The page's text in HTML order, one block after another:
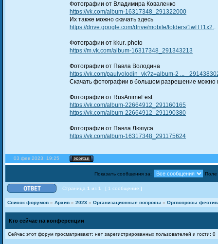
Фотографии от Владимира Коваленко
https://vk.com/album-16317348_291322000
Их также можно скачать здесь
https://drive.google.com/drive/mobile/folders/1wHT1x2..
Фотографии от kkur､photo
https://m.vk.com/album-16317348_291343213
Фотографии от Павла Володина
https://vk.com/paulvolodin_vk?z=album-2 ...
Скачать фотографии в большом разрешение можно
Фотографии от RusAnimeFest
https://vk.com/album-22664912_291160165
https://vk.com/album-22664912_291190380
Фотографии от Павла Люпуса
https://vk.com/album-16317348_291175624
03 фев 2023, 19:25
Показать сообщения за: Поле
Страница 1 из 1 [ 1 сообщение ]
Список форумов » Архив » 2023 » Организационные вопросы » Оргвопросы
Кто сейчас на конференции
Сейчас этот форум просматривают: нет зарегистрированных пользователей и гости: 0